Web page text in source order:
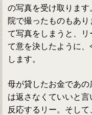
の写真を受け取りま
院で撮ったものもあ
て写真をしまうと、
て意を決したように
します。
母が貸したお金であ
は返さなくていいと
反応するリー。そし